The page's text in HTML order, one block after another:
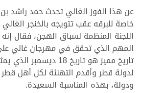
عن هذا الفوز الغالي تحدث حمد راشد
خاصة للبرقه عقب تتويجه بالخنجر
اللجنة المنظمة لسباق الهجن، فقال
المهم الذي تحقق في مهرجان غالي
تاريخ مميز هو تاريخ 18
لدولة قطر وأقدم التهنئة لكل أهل
ودولة، بهذه المناسبة السعيدة.